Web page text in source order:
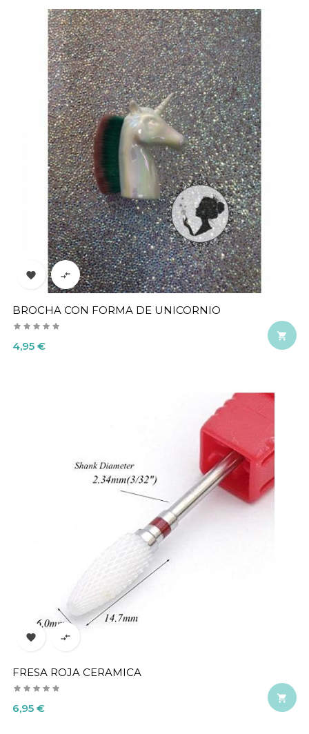
 
BROCHA CON FORMA DE UNICORNIO
Precio
4,95 €

 
FRESA ROJA CERAMICA
Precio
6,95 €
